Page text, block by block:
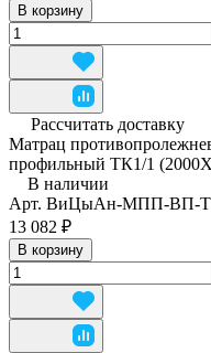
В корзину
Рассчитать доставку
Матрац
профильный ТК1/1
В наличии
Арт. ВиЦыАн-МПП-ВП-
13 082 ₽
В корзину